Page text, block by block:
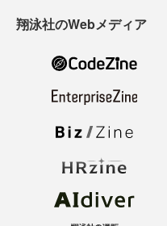
翔泳社のWebメディア